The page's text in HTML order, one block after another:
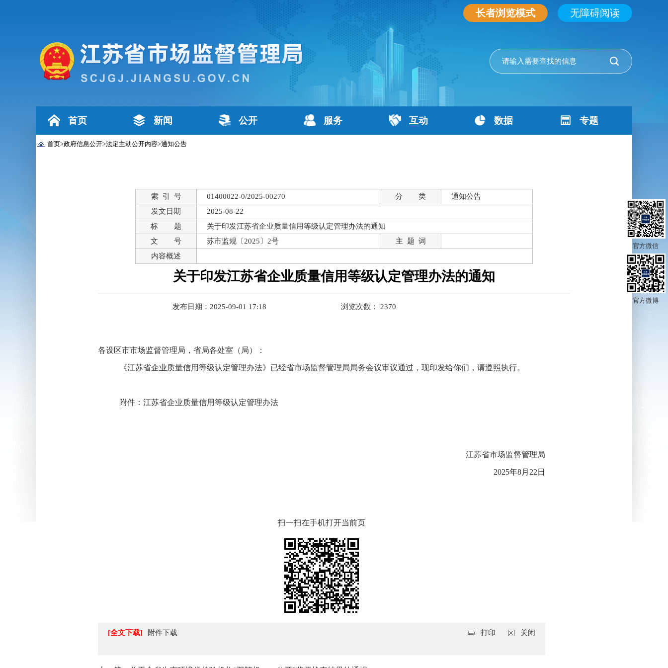
无障碍阅读
长者浏览模式
首页 新闻 公开 服务 互动 数据 专题
首页>政府信息公开>法定主动公开内容>通知公告
索 引 号 01400022-0/2025-00270 分 类
通知公告
发文日期
2025-08-22
标 题
关于印发江苏省企业质量信用等级认定管理办法的通知
文 号
苏市监规〔2025〕2号
主 题 词
内容概述
关于印发江苏省企业质量信用等级认定管理办法的通知
发布日期：2025-09-01 17:18 浏览次数： 2370
各设区市市场监督管理局 ，省局各处室（局）：
《江苏省企业质量信用等级认定管理办法》已经省市场监督管理局局务会议审议通过，现印发给你们，请遵照执行。
附件： 江苏省企业质量信用等级认定管理办法
江苏省市场监督管理局
2025年8月 22 日
扫一扫在手机打开当前页
[全文下载] 附件下载 打印 关闭
官方微信
官方微博